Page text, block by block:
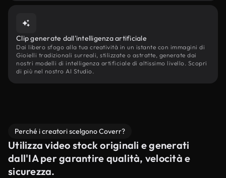
Clip generate dall'intelligenza artificiale
Dai libero sfogo alla tua creatività in un istante con immagini di
Gioielli tradizionali surreali, stilizzate o astratte, generate dai
nostri modelli di intelligenza artificiale di altissimo livello. Scopri
di più nel nostro AI Studio.
Perché i creatori scelgono Coverr?
Utilizza video stock originali e generati
dall'IA per garantire qualità, velocità e
sicurezza.